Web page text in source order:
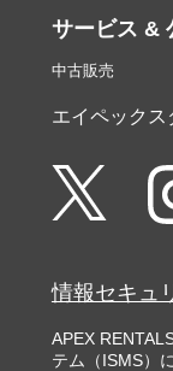
サービス &
中古販売
エイペックス
情報セキュ
APEX
テム（ISMS）